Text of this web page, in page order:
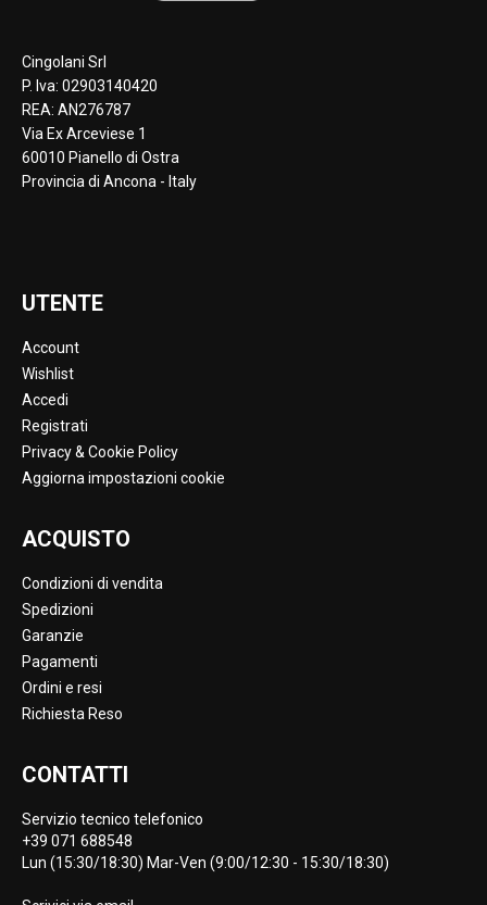
Cingolani Srl
P. Iva: 02903140420
REA: AN276787
Via Ex Arceviese 1
60010 Pianello di Ostra
Provincia di Ancona - Italy
UTENTE
Account
Wishlist
Accedi
Registrati
Privacy & Cookie Policy
Aggiorna impostazioni cookie
ACQUISTO
Condizioni di vendita
Spedizioni
Garanzie
Pagamenti
Ordini e resi
Richiesta Reso
CONTATTI
Servizio tecnico telefonico
+39 071 688548
Lun (15:30/18:30) Mar-Ven (9:00/12:30 - 15:30/18:30)